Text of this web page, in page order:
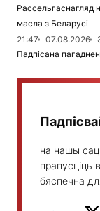
Рассельгаснагляд
масла з Беларусі
21:47
07.08.2026
Падпісана
на нашы
прапусціць
бяспечна